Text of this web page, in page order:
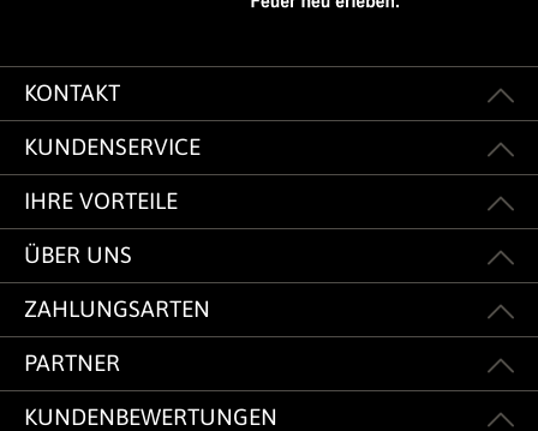
KONTAKT
KUNDENSERVICE
IHRE VORTEILE
ÜBER UNS
ZAHLUNGSARTEN
PARTNER
KUNDENBEWERTUNGEN